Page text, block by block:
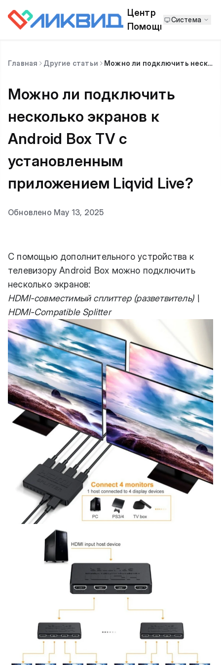
Центр
Помощи
Система
Главная Другие статьи Можно ли подключить несколько экранов к Android Box TV с установленным приложением Liqvid Live?
Можно ли подключить
несколько экранов к
Android Box TV с
установленным
приложением Liqvid Live?
Обновлено May 13, 2025
С помощью дополнительного устройства к
телевизору Android Box можно подключить
несколько экранов:
HDMI-совместимый сплиттер (разветвитель) \
HDMI-Compatible Splitter